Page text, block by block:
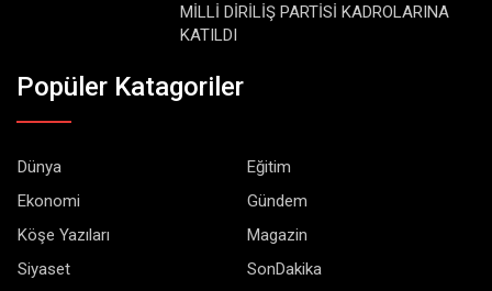
MİLLİ DİRİLİŞ PARTİSİ KADROLARINA
KATILDI
Popüler Katagoriler
Dünya
Eğitim
Ekonomi
Gündem
Köşe Yazıları
Magazin
Siyaset
SonDakika